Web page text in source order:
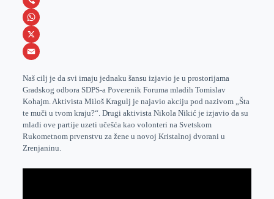
e
b
o
k
s
s
e
g
e
i
n
k
d
I
V
i
b
r
W
h
t
s
A
p
p
X
m
a
l
Naš cilj je da svi imaju jednaku šansu izjavio je u prostorijama
Gradskog odbora SDPS-a Poverenik Foruma mladih Tomislav
Kohajm. Aktivista Miloš Kragulj je najavio akciju pod nazivom „Šta
te muči u tvom kraju?“. Drugi aktivista Nikola Nikić je izjavio da su
mladi ove partije uzeti učešća kao volonteri na Svetskom
Rukometnom prvenstvu za žene u novoj Kristalnoj dvorani u
Zrenjaninu.